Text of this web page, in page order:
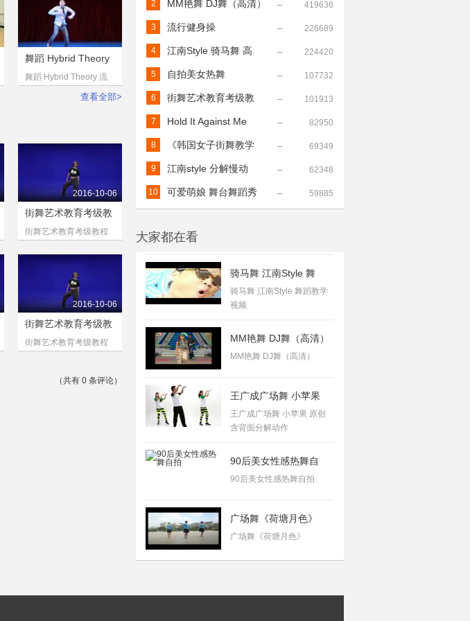
舞蹈 Hybrid Theory
流
舞蹈 Hybrid Theory 流
行舞街舞（李颜龙 北京
查看全部>
2016-10-06
街舞艺术教育考级教
程
街舞艺术教育考级教程
2016-10-06
街舞艺术教育考级教
程
街舞艺术教育考级教程
（共有 0 条评论）
2 MM艳舞 DJ舞（高清） 419636
3 流行健身操 226689
4 江南Style 骑马舞 高 224420
5 自拍美女热舞 107732
6 街舞艺术教育考级教 101913
7 Hold It Against Me 82950
8 《韩国女子街舞教学 69349
9 江南style 分解慢动 62348
10 可爱萌娘 舞台舞蹈秀 59885
大家都在看
骑马舞 江南Style 舞
骑马舞 江南Style 舞蹈教学
视频
MM艳舞 DJ舞（高清）
MM艳舞 DJ舞（高清）
王广成广场舞 小苹果
王广成广场舞 小苹果 原创
含背面分解动作
90后美女性感热舞自
90后美女性感热舞自拍
广场舞《荷塘月色》
广场舞《荷塘月色》